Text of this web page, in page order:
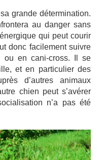
grande détermination.
au danger sans
qui peut courir
donc facilement suivre
ou en cani-cross. Il se
et en particulier des
d’autres animaux
chien peut s’avérer
n’a pas été